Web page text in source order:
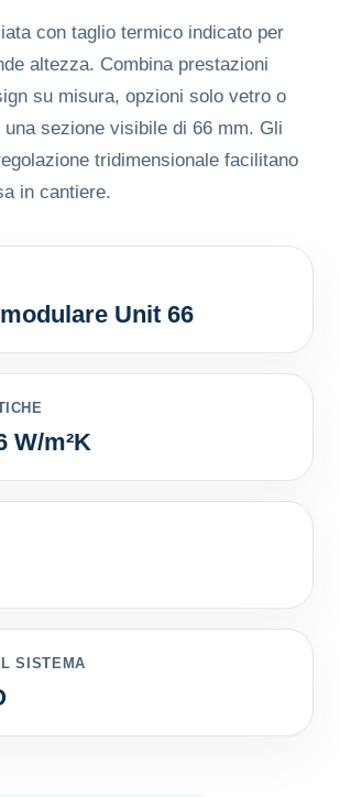
con taglio termico indicato per
altezza. Combina prestazioni
su misura, opzioni solo vetro o
sezione visibile di 66 mm. Gli
tridimensionale facilitano
in cantiere.
Unit 66
W/m²K
SISTEMA